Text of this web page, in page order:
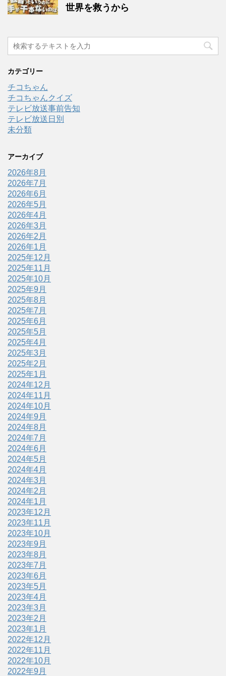
世界を救うから
カテゴリー
チコちゃん
チコちゃんクイズ
テレビ放送事前告知
テレビ放送日別
未分類
アーカイブ
2026年8月
2026年7月
2026年6月
2026年5月
2026年4月
2026年3月
2026年2月
2026年1月
2025年12月
2025年11月
2025年10月
2025年9月
2025年8月
2025年7月
2025年6月
2025年5月
2025年4月
2025年3月
2025年2月
2025年1月
2024年12月
2024年11月
2024年10月
2024年9月
2024年8月
2024年7月
2024年6月
2024年5月
2024年4月
2024年3月
2024年2月
2024年1月
2023年12月
2023年11月
2023年10月
2023年9月
2023年8月
2023年7月
2023年6月
2023年5月
2023年4月
2023年3月
2023年2月
2023年1月
2022年12月
2022年11月
2022年10月
2022年9月